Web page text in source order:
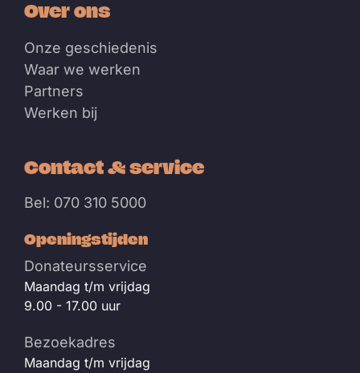
Over ons
Onze geschiedenis
Waar we werken
Partners
Werken bij
Contact & service
Bel: 070 310 5000
Openingstijden
Donateursservice
Maandag t/m vrijdag
9.00 - 17.00 uur
Bezoekadres
Maandag t/m vrijdag